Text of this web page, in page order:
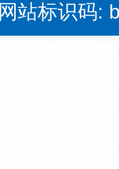
网站标识码: